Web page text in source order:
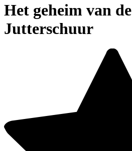
Het geheim van de
Jutterschuur